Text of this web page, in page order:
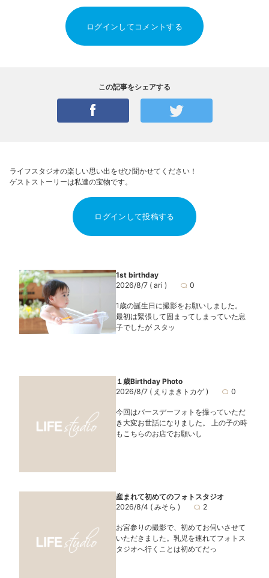
ログインしてコメントする
この記事をシェアする
ライフスタジオの楽しい思い出をぜひ聞かせてください！
ゲストストーリーは私達の宝物です。
ログインして投稿する
1st birthday
2026/8/7 ( ari ) 0
1歳の誕生日に撮影をお願いしました。
最初は緊張して固まってしまっていた息
子でしたが スタッ
１歳Birthday Photo
2026/8/7 ( えりまきトカゲ ) 0
今回はバースデーフォトを撮っていただ
き大変お世話になりました。 上の子の時
もこちらのお店でお願いし
産まれて初めてのフォトスタジオ
2026/8/4 ( みそら ) 2
お宮参りの撮影で、初めてお伺いさせて
いただきました。乳児を連れてフォトス
タジオへ行くことは初めてだっ